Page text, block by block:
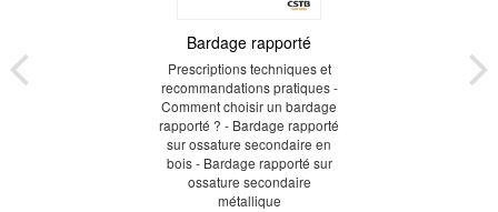
Bardage rapporté
Prescriptions techniques et
recommandations pratiques -
Comment choisir un bardage
rapporté ? - Bardage rapporté
sur ossature secondaire en
bois - Bardage rapporté sur
ossature secondaire
métallique